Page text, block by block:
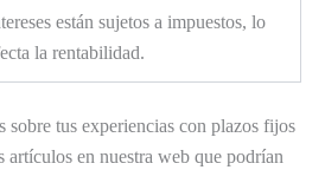
están sujetos a impuestos, lo
la rentabilidad.
sobre tus experiencias con plazos fijos
en nuestra web que podrían